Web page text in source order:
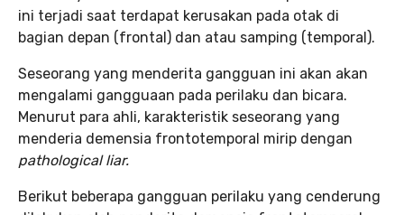
ini terjadi saat terdapat kerusakan pada otak di
bagian depan (frontal) dan atau samping (temporal).
Seseorang yang menderita gangguan ini akan akan
mengalami gangguaan pada perilaku dan bicara.
Menurut para ahli, karakteristik seseorang yang
menderia demensia frontotemporal mirip dengan
pathological liar.
Berikut beberapa gangguan perilaku yang cenderung